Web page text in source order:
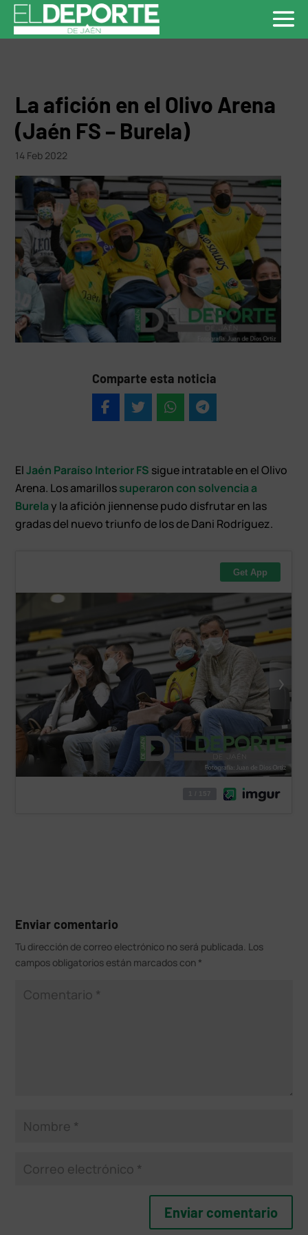
La afición en el Olivo Arena
(Jaén FS – Burela)
14 Feb 2022
Comparte esta noticia
ElJaén Paraíso Interior FS sigue intratable en el Olivo
Arena. Los amarillossuperaron con solvencia a
Burelay la afición jiennense pudo disfrutar en las
gradas del nuevo triunfo de los de Dani Rodríguez.
Enviar comentario
Tu dirección de correo electrónico no será publicada. Los
campos obligatorios están marcados con *